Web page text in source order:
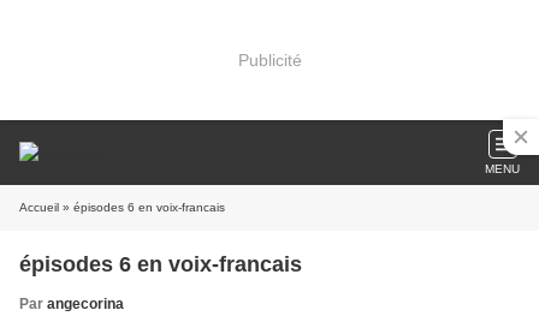
Publicité
MENU
Accueil » épisodes 6 en voix-francais
épisodes 6 en voix-francais
Par angecorina